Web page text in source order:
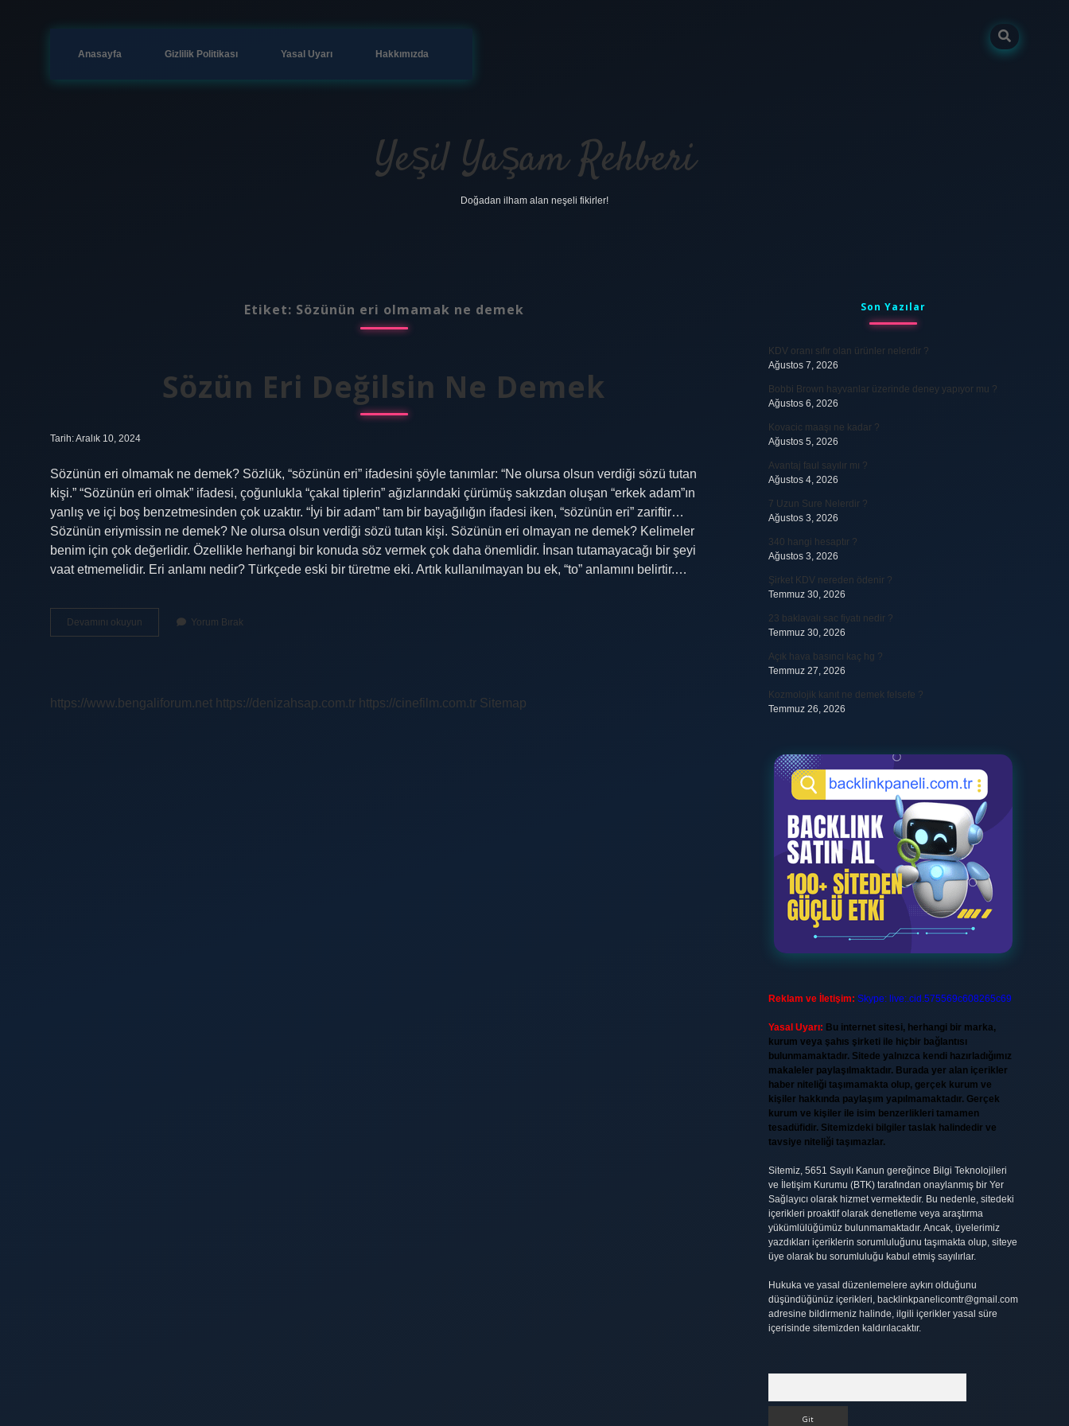
Anasayfa Gizlilik Politikası Yasal Uyarı Hakkımızda
Yeşil Yaşam Rehberi
Doğadan ilham alan neşeli fikirler!
Etiket: Sözünün eri olmamak ne demek
Sözün Eri Değilsin Ne Demek
Tarih: Aralık 10, 2024
Sözünün eri olmamak ne demek? Sözlük, “sözünün eri” ifadesini şöyle tanımlar: “Ne olursa olsun verdiği sözü tutan
kişi.” “Sözünün eri olmak” ifadesi, çoğunlukla “çakal tiplerin” ağızlarındaki çürümüş sakızdan oluşan “erkek adam”ın
yanlış ve içi boş benzetmesinden çok uzaktır. “İyi bir adam” tam bir bayağılığın ifadesi iken, “sözünün eri” zariftir…
Sözünün eriymissin ne demek? Ne olursa olsun verdiği sözü tutan kişi. Sözünün eri olmayan ne demek? Kelimeler
benim için çok değerlidir. Özellikle herhangi bir konuda söz vermek çok daha önemlidir. İnsan tutamayacağı bir şeyi
vaat etmemelidir. Eri anlamı nedir? Türkçede eski bir türetme eki. Artık kullanılmayan bu ek, “to” anlamını belirtir.…
Devamını okuyun
Eri
Yorum Bırak
https://www.bengaliforum.net https://denizahsap.com.tr https://cinefilm.com.tr Sitemap
SidebarSon Yazılar
KDV oranı sıfır olan ürünler nelerdir ?
Ağustos 7, 2026
Bobbi Brown hayvanlar üzerinde deney yapıyor mu ?
Ağustos 6, 2026
Kovacic maaşı ne kadar ?
Ağustos 5, 2026
Avantaj faul sayılır mı ?
Ağustos 4, 2026
7 Uzun Sure Nelerdir ?
Ağustos 3, 2026
340 hangi hesaptır ?
Ağustos 3, 2026
Şirket KDV nereden ödenir ?
Temmuz 30, 2026
23 baklavalı sac fiyatı nedir ?
Temmuz 30, 2026
Açık hava basıncı kaç hg ?
Temmuz 27, 2026
Kozmolojik kanıt ne demek felsefe ?
Temmuz 26, 2026
Reklam ve İletişim: Skype: live:.cid.575569c608265c69
Yasal Uyarı: Bu internet sitesi, herhangi bir marka,
kurum veya şahıs şirketi ile hiçbir bağlantısı
bulunmamaktadır. Sitede yalnızca kendi hazırladığımız
makaleler paylaşılmaktadır. Burada yer alan içerikler
haber niteliği taşımamakta olup, gerçek kurum ve
kişiler hakkında paylaşım yapılmamaktadır. Gerçek
kurum ve kişiler ile isim benzerlikleri tamamen
tesadüfidir. Sitemizdeki bilgiler taslak halindedir ve
tavsiye niteliği taşımazlar.
Sitemiz, 5651 Sayılı Kanun gereğince Bilgi Teknolojileri
ve İletişim Kurumu (BTK) tarafından onaylanmış bir Yer
Sağlayıcı olarak hizmet vermektedir. Bu nedenle, sitedeki
içerikleri proaktif olarak denetleme veya araştırma
yükümlülüğümüz bulunmamaktadır. Ancak, üyelerimiz
yazdıkları içeriklerin sorumluluğunu taşımakta olup, siteye
üye olarak bu sorumluluğu kabul etmiş sayılırlar.
Hukuka ve yasal düzenlemelere aykırı olduğunu
düşündüğünüz içerikleri, backlinkpanelicomtr@gmail.com
adresine bildirmeniz halinde, ilgili içerikler yasal süre
içerisinde sitemizden kaldırılacaktır.